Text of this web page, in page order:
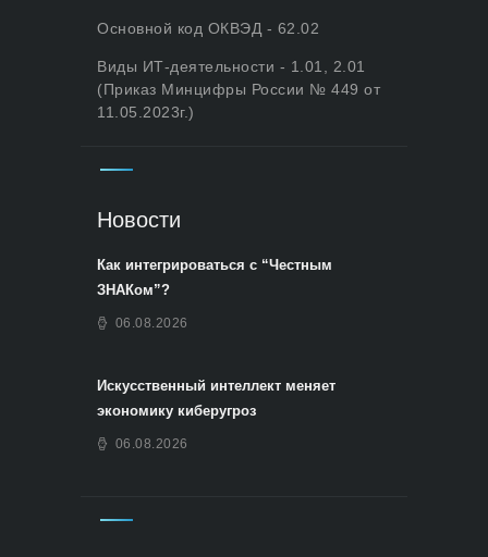
Основной код ОКВЭД - 62.02
Виды ИТ-деятельности - 1.01, 2.01
(Приказ Минцифры России № 449 от
11.05.2023г.)
Новости
Как интегрироваться с “Честным
ЗНАКом”?
06.08.2026
Искусственный интеллект меняет
экономику киберугроз
06.08.2026